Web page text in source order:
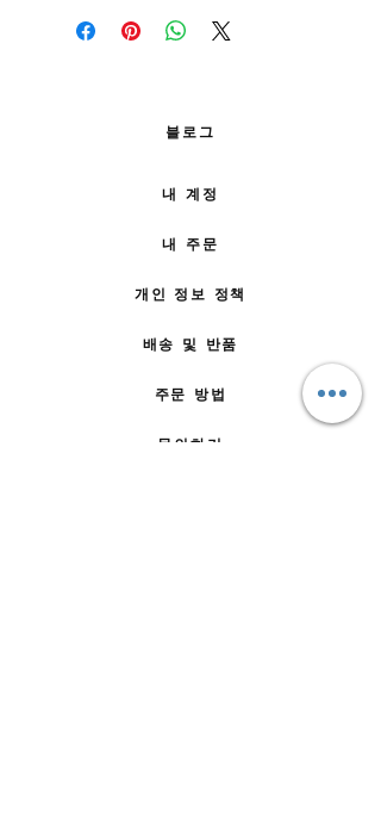
블로그
내 계정
내 주문
개인 정보 정책
배송 및 반품
주문 방법
문의하기